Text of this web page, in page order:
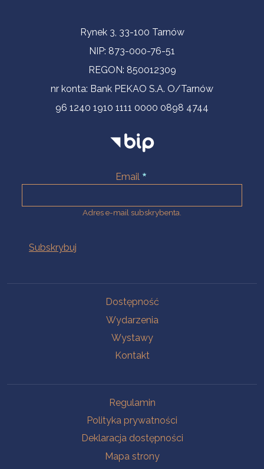
Informacje kontaktoweRynek 3, 33-100 Tarnów
NIP: 873-000-76-51
REGON: 850012309
nr konta: Bank PEKAO S.A. O/Tarnów
96 1240 1910 1111 0000 0898 4744
Email
Adres e-mail subskrybenta.
Dostępność
Wydarzenia
Wystawy
Kontakt
Regulamin
Polityka prywatności
Deklaracja dostępności
Mapa strony